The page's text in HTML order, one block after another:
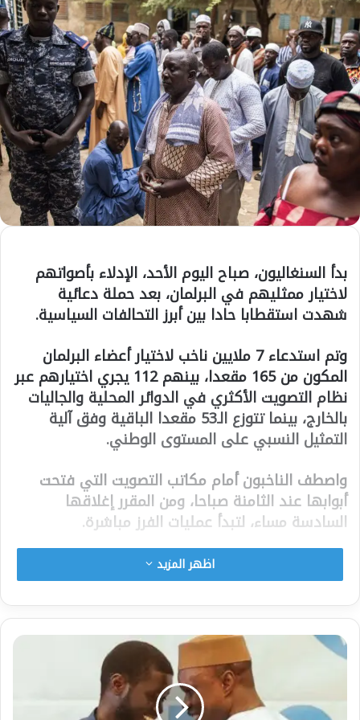
بدأ السنغاليون، صباح اليوم الأحد، الإدلاء بأصواتهم
لاختيار ممثليهم في البرلمان، بعد حملة دعائية
شهدت استقطابا حادا بين أبرز التحالفات السياسية.
وتم استدعاء 7 ملايين ناخب لاختيار أعضاء البرلمان
المكون من 165 مقعدا، بينهم 112 يجري اختيارهم عبر
نظام التصويت الأكثري في الدوائر المحلية والجاليات
بالخارج، بينما تتوزع الـ53 مقعدا الباقية وفق آلية
التمثيل النسبي على المستوى الوطني.
واصطف الناخبون أمام مكاتب التصويت التي فتحت
أبوابها عند الثامنة صباحا، ومن المقرر إغلاقها
السادسة مساء، لتبدأ عمليات الفرز مباشرة.
ويشارك في الانتخابات 41 تحالفا سياسيا، أبرزها حزب
باستيف الذي فاز في الانتخابات الرئاسية مارس/آذار
الماضي.
وتأتي هذه الانتخابات المبكرة بعد أن حل الرئيس
باسيرو فاي البرلمان في سبتمبر/أيلول الماضي،
استنادا إلى كون المعارضة تمتلك أغلبية مقاعده، مما
يعوق برامج الحكومة التي بدأت أعمالها في أبريل/
اظهر المزيد